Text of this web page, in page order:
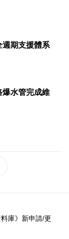
週期支援體系
爆水管完成維
料庫》新申請/更